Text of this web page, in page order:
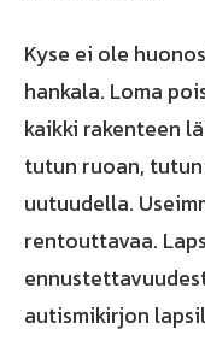
Kyse ei ole
hankala. Loma
kaikki rakenteen
tutun ruoan,
uutuudella.
rentouttavaa.
autismikirjon